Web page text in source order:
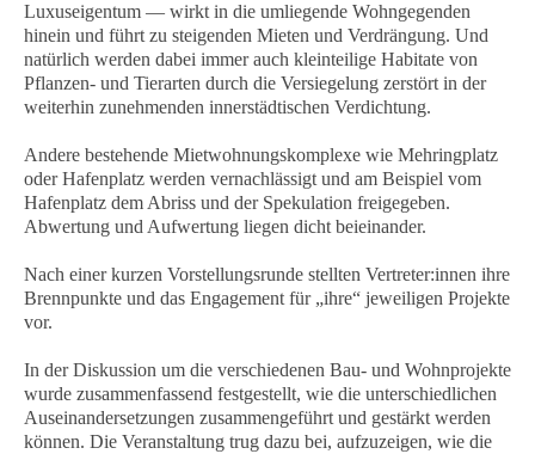
Luxuseigentum — wirkt in die umliegende Wohngegenden
hinein und führt zu steigenden Mieten und Verdrängung. Und
natürlich werden dabei immer auch kleinteilige Habitate von
Pflanzen- und Tierarten durch die Versiegelung zerstört in der
weiterhin zunehmenden innerstädtischen Verdichtung.
Andere bestehende Mietwohnungskomplexe wie Mehringplatz
oder Hafenplatz werden vernachlässigt und am Beispiel vom
Hafenplatz dem Abriss und der Spekulation freigegeben.
Abwertung und Aufwertung liegen dicht beieinander.
Nach einer kurzen Vorstellungsrunde stellten Vertreter:innen ihre
Brennpunkte und das Engagement für „ihre“ jeweiligen Projekte
vor.
In der Diskussion um die verschiedenen Bau- und Wohnprojekte
wurde zusammenfassend festgestellt, wie die unterschiedlichen
Auseinandersetzungen zusammengeführt und gestärkt werden
können. Die Veranstaltung trug dazu bei, aufzuzeigen, wie die